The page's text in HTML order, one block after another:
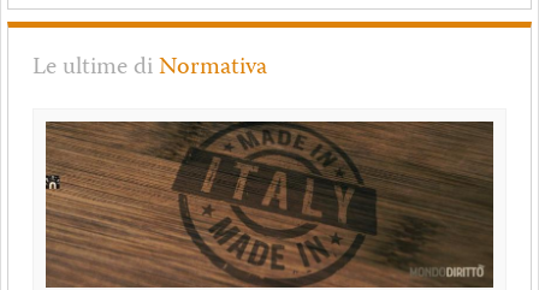
Le ultime diNormativa